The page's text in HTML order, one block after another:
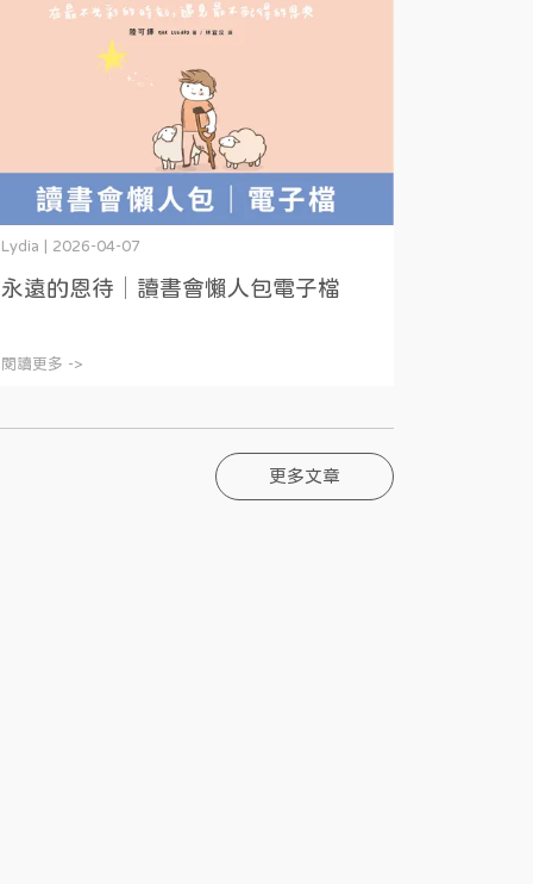
Lydia | 2026-04-07
永遠的恩待│讀書會懶人包電子檔
閱讀更多 ->
更多文章